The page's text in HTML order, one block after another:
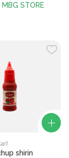
MBG STORE
)
shirin